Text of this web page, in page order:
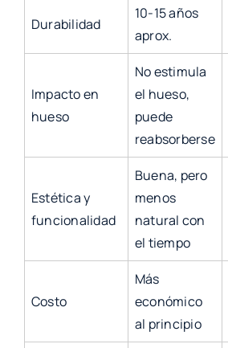
Durabilidad
10-15 años
aprox.
Impacto en
hueso
No estimula
el hueso,
puede
reabsorberse
Estética y
funcionalidad
Buena, pero
menos
natural con
el tiempo
Costo
Más
económico
al principio